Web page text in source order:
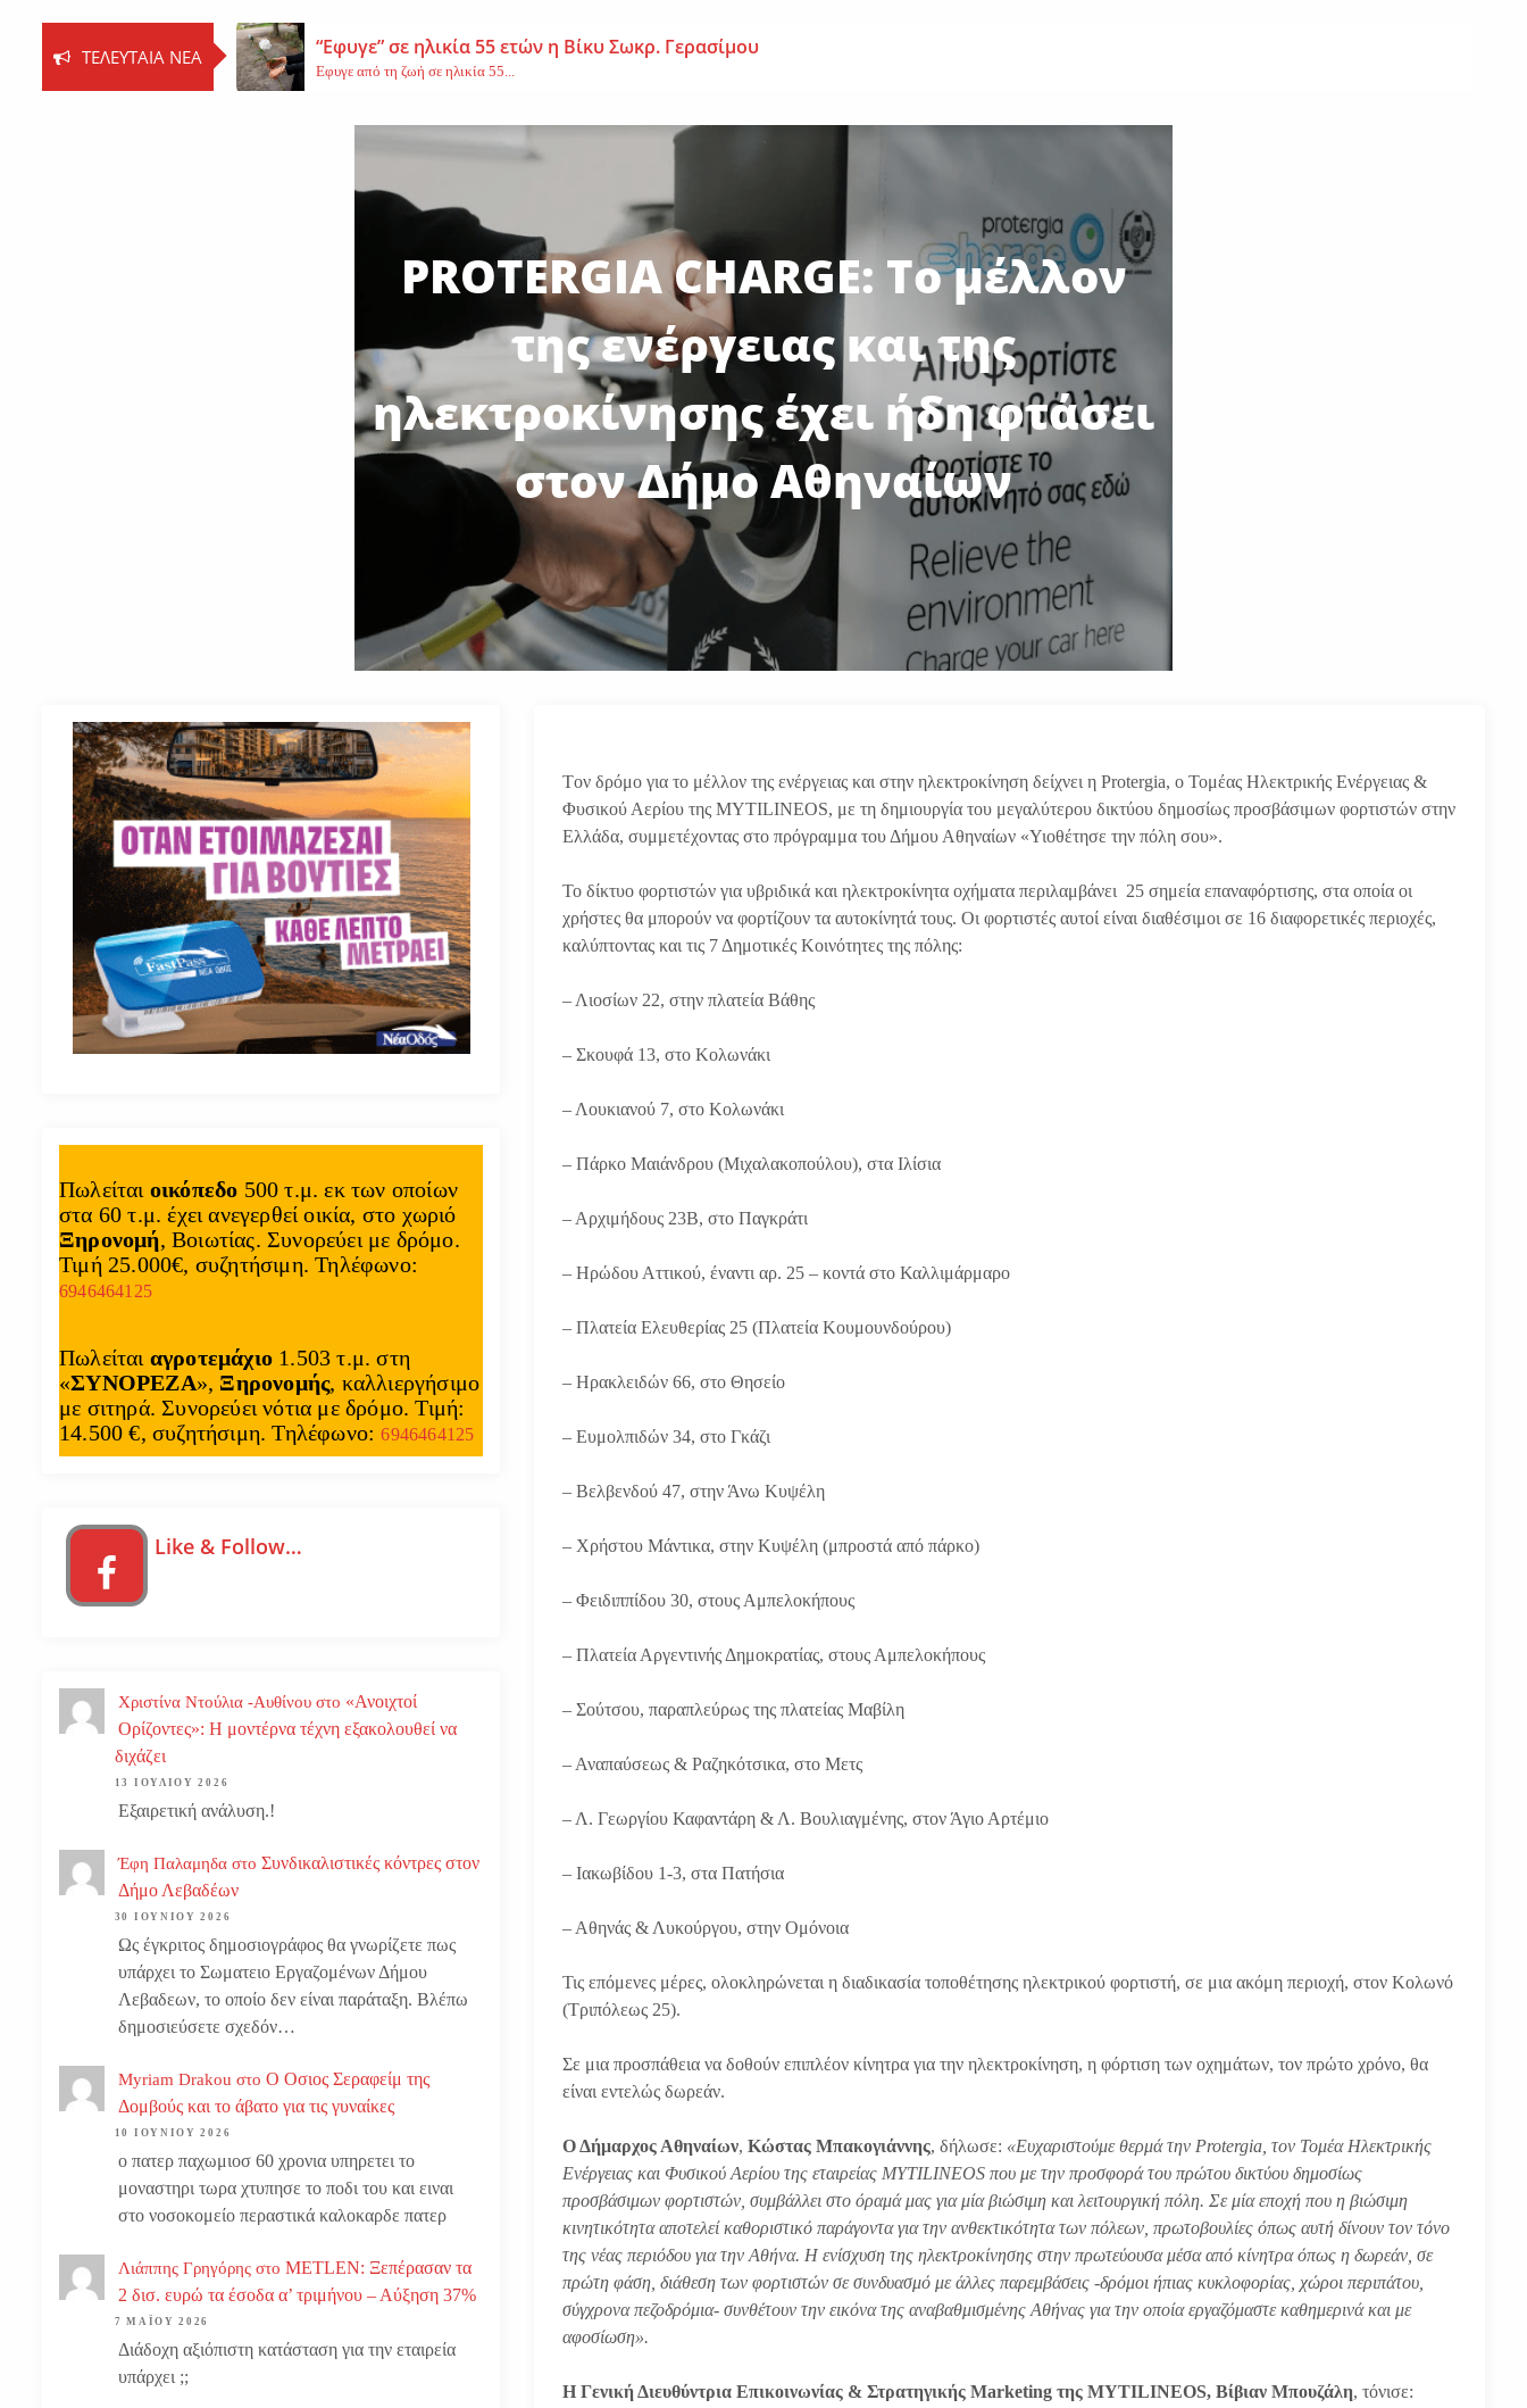
ΤΕΛΕΥΤΑΊΑ ΝΈΑ “Εφυγε” σε ηλικία 55 ετών η Βίκυ Σωκρ. Γερασίμου
Εφυγε από τη ζωή σε ηλικία 55...
Βοιωτία: Νεκρός ο 62χρονος – Επεσε από τη σκαλωσιά
Τη ζωή του έχασε ο 62χρονος Ι....
Εφυγε από τη ζωή η μοναχή Ευπραξία (Κουκουλούδη)
Εκοιμήθη η μοναχή Ευπραξία (Κουκουλούδη), σε ηλικία...
PROTERGIA CHARGE: Το μέλλον
της ενέργειας και της
ηλεκτροκίνησης έχει ήδη φτάσει
στον Δήμο Αθηναίων
Tον δρόμο για το μέλλον της ενέργειας και στην ηλεκτροκίνηση δείχνει η Protergia, ο Τομέας Ηλεκτρικής Ενέργειας &
Φυσικού Αερίου της MYTILINEOS, με τη δημιουργία του μεγαλύτερου δικτύου δημοσίως προσβάσιμων φορτιστών στην
Ελλάδα, συμμετέχοντας στο πρόγραμμα του Δήμου Αθηναίων «Υιοθέτησε την πόλη σου».
Το δίκτυο φορτιστών για υβριδικά και ηλεκτροκίνητα οχήματα περιλαμβάνει 25 σημεία επαναφόρτισης, στα οποία οι
χρήστες θα μπορούν να φορτίζουν τα αυτοκίνητά τους. Οι φορτιστές αυτοί είναι διαθέσιμοι σε 16 διαφορετικές περιοχές,
καλύπτοντας και τις 7 Δημοτικές Κοινότητες της πόλης:
– Λιοσίων 22, στην πλατεία Βάθης
– Σκουφά 13, στο Κολωνάκι
– Λουκιανού 7, στο Κολωνάκι
– Πάρκο Μαιάνδρου (Μιχαλακοπούλου), στα Ιλίσια
– Αρχιμήδους 23Β, στο Παγκράτι
– Ηρώδου Αττικού, έναντι αρ. 25 – κοντά στο Καλλιμάρμαρο
– Πλατεία Ελευθερίας 25 (Πλατεία Κουμουνδούρου)
– Ηρακλειδών 66, στο Θησείο
– Ευμολπιδών 34, στο Γκάζι
– Βελβενδού 47, στην Άνω Κυψέλη
– Χρήστου Μάντικα, στην Κυψέλη (μπροστά από πάρκο)
– Φειδιππίδου 30, στους Αμπελοκήπους
– Πλατεία Αργεντινής Δημοκρατίας, στους Αμπελοκήπους
– Σούτσου, παραπλεύρως της πλατείας Μαβίλη
– Αναπαύσεως & Ραζηκότσικα, στο Μετς
– Λ. Γεωργίου Καφαντάρη & Λ. Βουλιαγμένης, στον Άγιο Αρτέμιο
– Ιακωβίδου 1-3, στα Πατήσια
– Αθηνάς & Λυκούργου, στην Ομόνοια
Τις επόμενες μέρες, ολοκληρώνεται η διαδικασία τοποθέτησης ηλεκτρικού φορτιστή, σε μια ακόμη περιοχή, στον Κολωνό
(Τριπόλεως 25).
Σε μια προσπάθεια να δοθούν επιπλέον κίνητρα για την ηλεκτροκίνηση, η φόρτιση των οχημάτων, τον πρώτο χρόνο, θα
είναι εντελώς δωρεάν.
Ο Δήμαρχος Αθηναίων,Κώστας Μπακογιάννης, δήλωσε: «Ευχαριστούμε θερμά την Protergia, τον Τομέα Ηλεκτρικής
Ενέργειας και Φυσικού Αερίου της εταιρείας MYTILINEOS που με την προσφορά του πρώτου δικτύου δημοσίως
προσβάσιμων φορτιστών, συμβάλλει στο όραμά μας για μία βιώσιμη και λειτουργική πόλη. Σε μία εποχή που η βιώσιμη
κινητικότητα αποτελεί καθοριστικό παράγοντα για την ανθεκτικότητα των πόλεων, πρωτοβουλίες όπως αυτή δίνουν τον τόνο
της νέας περιόδου για την Αθήνα. Η ενίσχυση της ηλεκτροκίνησης στην πρωτεύουσα μέσα από κίνητρα όπως η δωρεάν, σε
πρώτη φάση, διάθεση των φορτιστών σε συνδυασμό με άλλες παρεμβάσεις -δρόμοι ήπιας κυκλοφορίας, χώροι περιπάτου,
σύγχρονα πεζοδρόμια- συνθέτουν την εικόνα της αναβαθμισμένης Αθήνας για την οποία εργαζόμαστε καθημερινά και με
αφοσίωση».
Η Γενική Διευθύντρια Επικοινωνίας & Στρατηγικής Marketing της MYTILINEOS, Βίβιαν Μπουζάλη, τόνισε:
Πωλείται οικόπεδο 500 τ.μ. εκ των οποίων
στα 60 τ.μ. έχει ανεγερθεί οικία, στο χωριό
Ξηρονομή, Βοιωτίας. Συνορεύει με δρόμο.
Τιμή 25.000€, συζητήσιμη. Τηλέφωνο:
6946464125
Πωλείται αγροτεμάχιο 1.503 τ.μ. στη
«ΣΥΝΟΡΕΖΑ», Ξηρονομής, καλλιεργήσιμο
με σιτηρά. Συνορεύει νότια με δρόμο. Τιμή:
14.500 €, συζητήσιμη. Τηλέφωνο:6946464125
Like & Follow…
Χριστίνα Ντούλια -Αυθίνου στο «Ανοιχτοί
Ορίζοντες»: Η μοντέρνα τέχνη εξακολουθεί να
διχάζει
13 ΙΟΥΛΊΟΥ 2026
Εξαιρετική ανάλυση.!
Έφη Παλαμηδα στο Συνδικαλιστικές κόντρες στον
Δήμο Λεβαδέων
30 ΙΟΥΝΊΟΥ 2026
Ως έγκριτος δημοσιογράφος θα γνωρίζετε πως
υπάρχει το Σωματειο Εργαζομένων Δήμου
Λεβαδεων, το οποίο δεν είναι παράταξη. Βλέπω
δημοσιεύσετε σχεδόν…
Myriam Drakou στο Ο Οσιος Σεραφείμ της
Δομβούς και το άβατο για τις γυναίκες
10 ΙΟΥΝΊΟΥ 2026
ο πατερ παχωμιοσ 60 χρονια υπηρετει το
μοναστηρι τωρα χτυπησε το ποδι του και ειναι
στο νοσοκομείο περαστικά καλοκαρδε πατερ
Λιάππης Γρηγόρης στο METLEN: Ξεπέρασαν τα
2 δισ. ευρώ τα έσοδα α’ τριμήνου – Αύξηση 37%
7 ΜΑΪ́ΟΥ 2026
Διάδοχη αξιόπιστη κατάσταση για την εταιρεία
υπάρχει ;;